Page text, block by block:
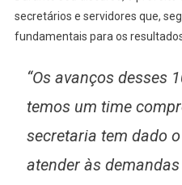
secretários e servidores que,
fundamentais para os
“Os avanços desses
temos um time
secretaria tem dado
atender às